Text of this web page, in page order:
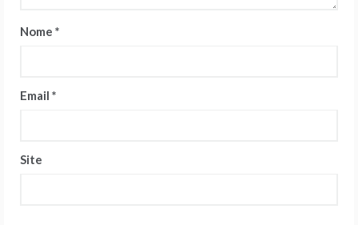
Nome *
Email *
Site